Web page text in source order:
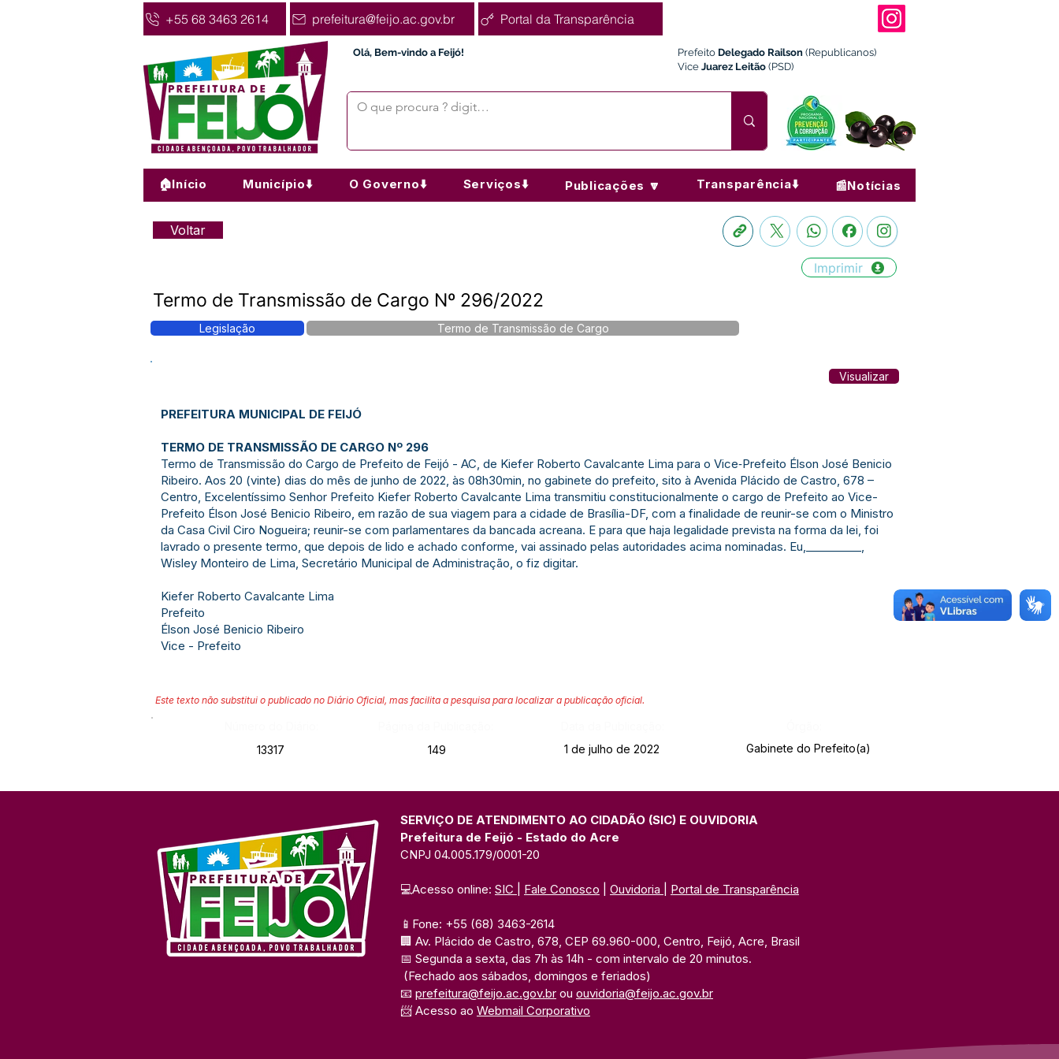
+55 68 3463 2614 prefeitura@feijo.ac.gov.br Portal da Transparência
Olá, Bem-vindo a Feijó! Prefeito Delegado Railson (Republicanos)
Vice Juarez Leitão (PSD)
🏠Início Município⬇️ O Governo⬇️ Serviços⬇️ Publicações 🔽 Transparência⬇️ 📰Notícias
Voltar
Imprimir
Termo de Transmissão de Cargo Nº 296/2022
Legislação Termo de Transmissão de Cargo
Visualizar
PREFEITURA MUNICIPAL DE FEIJÓ
TERMO DE TRANSMISSÃO DE CARGO Nº 296
Termo de Transmissão do Cargo de Prefeito de Feijó - AC, de Kiefer Roberto Cavalcante Lima para o Vice‐Prefeito Élson José Benicio
Ribeiro. Aos 20 (vinte) dias do mês de junho de 2022, às 08h30min, no gabinete do prefeito, sito à Avenida Plácido de Castro, 678 –
Centro, Excelentíssimo Senhor Prefeito Kiefer Roberto Cavalcante Lima transmitiu constitucionalmente o cargo de Prefeito ao Vice-
Prefeito Élson José Benicio Ribeiro, em razão de sua viagem para a cidade de Brasília-DF, com a finalidade de reunir-se com o Ministro
da Casa Civil Ciro Nogueira; reunir-se com parlamentares da bancada acreana. E para que haja legalidade prevista na forma da lei, foi
lavrado o presente termo, que depois de lido e achado conforme, vai assinado pelas autoridades acima nominadas. Eu,__________,
Wisley Monteiro de Lima, Secretário Municipal de Administração, o fiz digitar.
Kiefer Roberto Cavalcante Lima
Prefeito
Élson José Benicio Ribeiro
Vice - Prefeito
Este texto não substitui o publicado no Diário Oficial, mas facilita a pesquisa para localizar a publicação oficial.
13317
149 1 de julho de 2022 Gabinete do Prefeito(a)
SERVIÇO DE ATENDIMENTO AO CIDADÃO (SIC) E OUVIDORIA
Prefeitura de Feijó - Estado do Acre
CNPJ 04.005.179/0001-20
💻Acesso online: SIC Fale Conosco Ouvidoria Portal de Transparência
📱Fone: +55 (68) 3463-2614
🏢 Av. Plácido de Castro, 678, CEP 69.960-000, Centro, Feijó, Acre, Brasil
📅 Segunda a sexta, das 7h às 14h - com intervalo de 20 minutos.
(Fechado aos sábados, domingos e feriados)
📧 prefeitura@feijo.ac.gov.br ou ouvidoria@feijo.ac.gov.br
📨 Acesso ao Webmail Corporativo